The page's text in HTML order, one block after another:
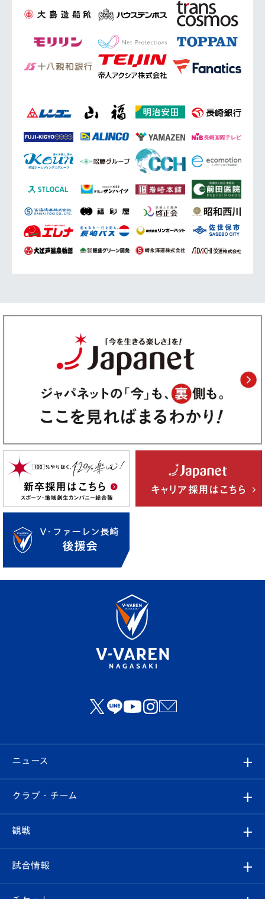
ニュース
すべて
クラブ
試合情報
クラブ・チーム
クラブ概要
観戦
観戦ルール
試合情報